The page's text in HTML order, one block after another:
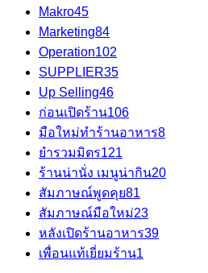
Makro45
Marketing84
Operation102
SUPPLIER35
Up Selling46
ก่อนเปิดร้าน106
มือใหม่ทำร้านอาหาร8
ยำรวมมิตร121
ร้านน่านั่ง เมนูน่ากิน20
สัมภาษณ์พูดคุย81
สัมภาษณ์มือใหม่23
หลังเปิดร้านอาหาร39
เพื่อนแท้เยี่ยมร้าน1